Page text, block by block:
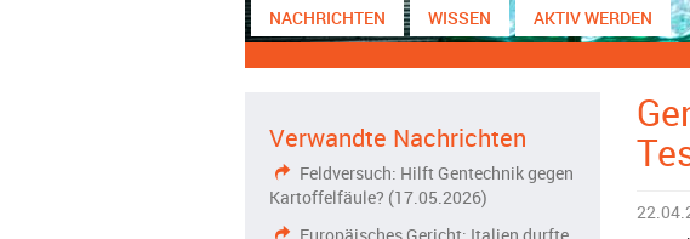
NACHRICHTEN WISSEN AKTIV WERDEN
Verwandte Nachrichten
Feldversuch: Hilft Gentechnik gegen
Kartoffelfäule? (17.05.2026)